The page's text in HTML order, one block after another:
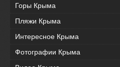
Горы Крыма
Пляжи Крыма
Интересное Крыма
Фотографии Крыма